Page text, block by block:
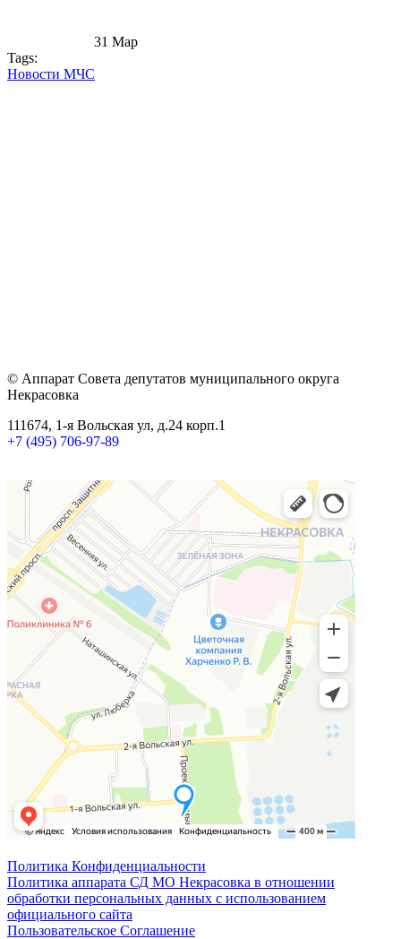
31Мар
Tags:
Новости МЧС
© Аппарат Совета депутатов муниципального округа
Некрасовка
111674, 1-я Вольская ул, д.24 корп.1
+7 (495) 706-97-89
Политика Конфиденциальности
Политика аппарата СД МО Некрасовка в отношении
обработки персональных данных с использованием
официального сайта
Пользовательское Соглашение